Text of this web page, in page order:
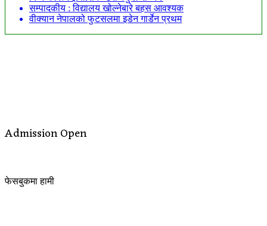
सम्पादकीय : विद्यालय खोल्नेबारे बहस आवश्यक
वीक्यान नेपालको फुटसलमा इडेन गार्डेन प्रथम
Admission Open
फेसबुकमा हामी